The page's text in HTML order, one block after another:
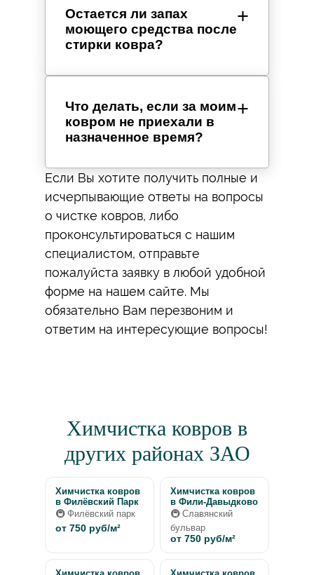
Остается ли запах
моющего средства после
стирки ковра?
Что делать, если за моим
ковром не приехали в
назначенное время?
Если Вы хотите получить полные и
исчерпывающие ответы на вопросы
о чистке ковров, либо
проконсультироваться с нашим
специалистом, отправьте
пожалуйста заявку в любой удобной
форме на нашем сайте. Мы
обязательно Вам перезвоним и
ответим на интересующие вопросы!
Химчистка ковров в
других районах ЗАО
Химчистка ковров
в Филёвский Парк
🚇 Филёвский парк
от 750 руб/м²
Химчистка ковров
в Фили-Давыдково
🚇 Славянский
бульвар
от 750 руб/м²